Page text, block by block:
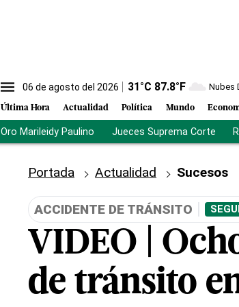
06 de agosto del 2026 31 °C 87.8°F Nubes
Última Hora Actualidad Política Mundo
Oro Marileidy Paulino Jueces Suprema Corte
Portada Actualidad Sucesos
ACCIDENTE DE TRÁNSITO
VIDEO |
de tránsito